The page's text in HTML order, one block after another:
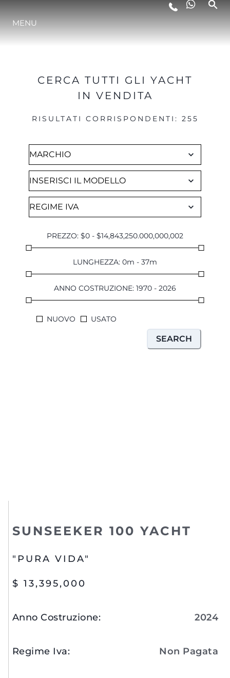
LIFESTYLE
INNOVAZIONE
IL TEAM
HERITAGE
MENU
CERCA TUTTI GLI YACHT
IN VENDITA
RISULTATI CORRISPONDENTI : 255
PREZZO: $0 - $14,843,250.000,000,002
LUNGHEZZA: 0m - 37m
ANNO COSTRUZIONE: 1970 - 2026
NUOVO USATO
SEARCH
SUNSEEKER 100 YACHT
"PURA VIDA"
$ 13,395,000
Anno Costruzione: 2024
Regime Iva: Non Pagata